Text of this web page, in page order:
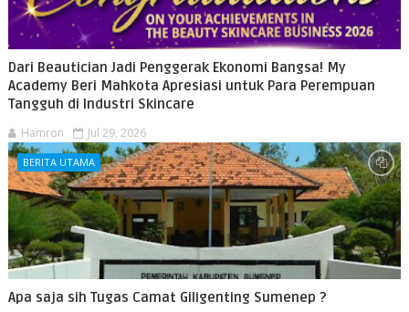
Dari Beautician Jadi Penggerak Ekonomi Bangsa! My
Academy Beri Mahkota Apresiasi untuk Para Perempuan
Tangguh di Industri Skincare
Hamron Jul 29, 2026
BERITA UTAMA
Apa saja sih Tugas Camat Giligenting Sumenep ?